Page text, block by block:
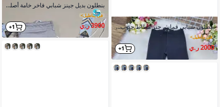
بنطلون شبابي قماش جنز مطاط جيوب أمامية وخلفية زرارات
في بناطيل>
2000 ر.ي 1+
بنطلون بديل جينز شبابي فاخر خامة أصلية مريح وأنيق
في بناطيل>
3900 ر.ي 1+